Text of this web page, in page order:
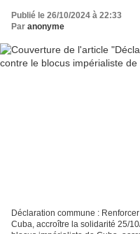
Publié le 26/10/2024 à 22:33
Par anonyme
Déclaration commune :
Cuba, accroître la solidarité 25/